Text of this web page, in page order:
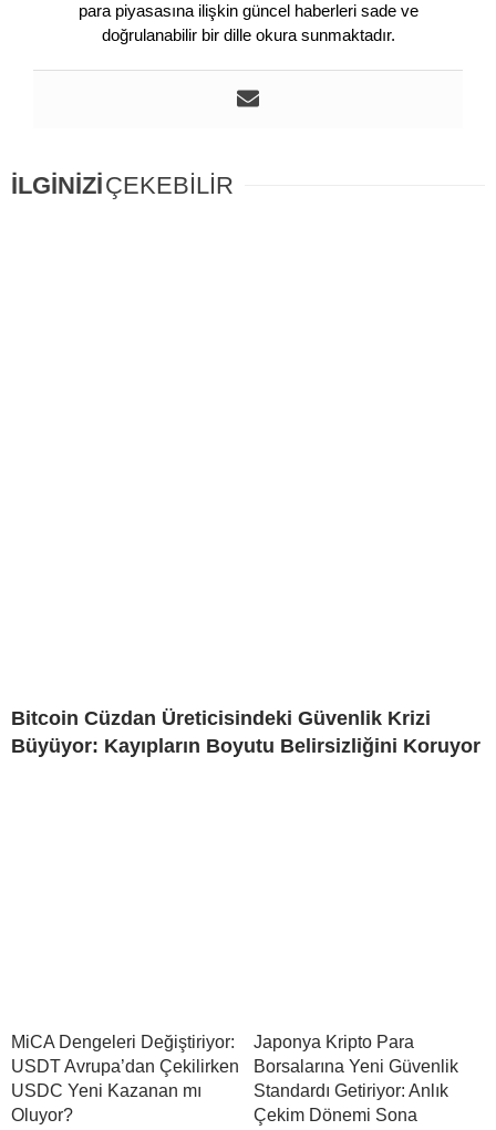
para piyasasına ilişkin güncel haberleri sade ve
doğrulanabilir bir dille okura sunmaktadır.
İLGİNİZİÇEKEBİLİR
Bitcoin Cüzdan Üreticisindeki Güvenlik Krizi
Büyüyor: Kayıpların Boyutu Belirsizliğini Koruyor
MiCA Dengeleri Değiştiriyor:
USDT Avrupa’dan Çekilirken
USDC Yeni Kazanan mı
Oluyor?
Japonya Kripto Para
Borsalarına Yeni Güvenlik
Standardı Getiriyor: Anlık
Çekim Dönemi Sona